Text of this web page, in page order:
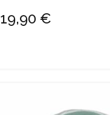
19,90 €